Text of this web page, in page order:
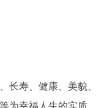
长寿、健康、美貌、
为幸福人生的实质，